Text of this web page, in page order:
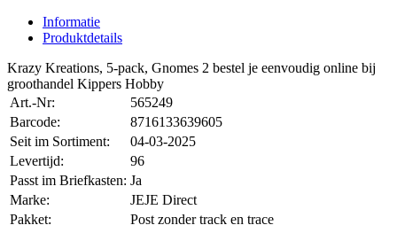
Informatie
Produktdetails
Krazy Kreations, 5-pack, Gnomes 2 bestel je eenvoudig online bij
groothandel Kippers Hobby
Art.-Nr:
565249
Barcode:
8716133639605
Seit im Sortiment:
04-03-2025
Levertijd:
96
Passt im Briefkasten: Ja
Marke:
JEJE Direct
Pakket:
Post zonder track en trace